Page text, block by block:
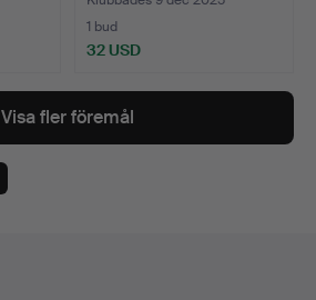
1 bud
32 USD
Visa fler föremål